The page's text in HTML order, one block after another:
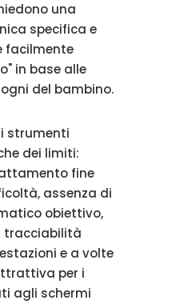
una
specifica e
facilmente
in base alle
del bambino.
strumenti
dei limiti:
fine
assenza di
obiettivo,
tracciabilità
e a volte
per i
agli schermi